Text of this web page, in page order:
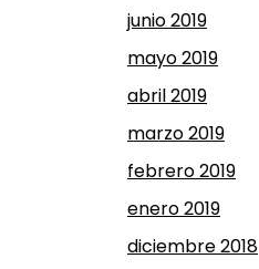
junio 2019
mayo 2019
abril 2019
marzo 2019
febrero 2019
enero 2019
diciembre 2018